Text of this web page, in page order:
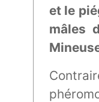
et le
mâles